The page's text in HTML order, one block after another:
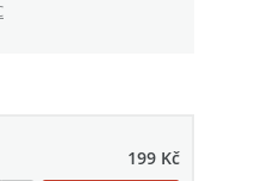
199 Kč